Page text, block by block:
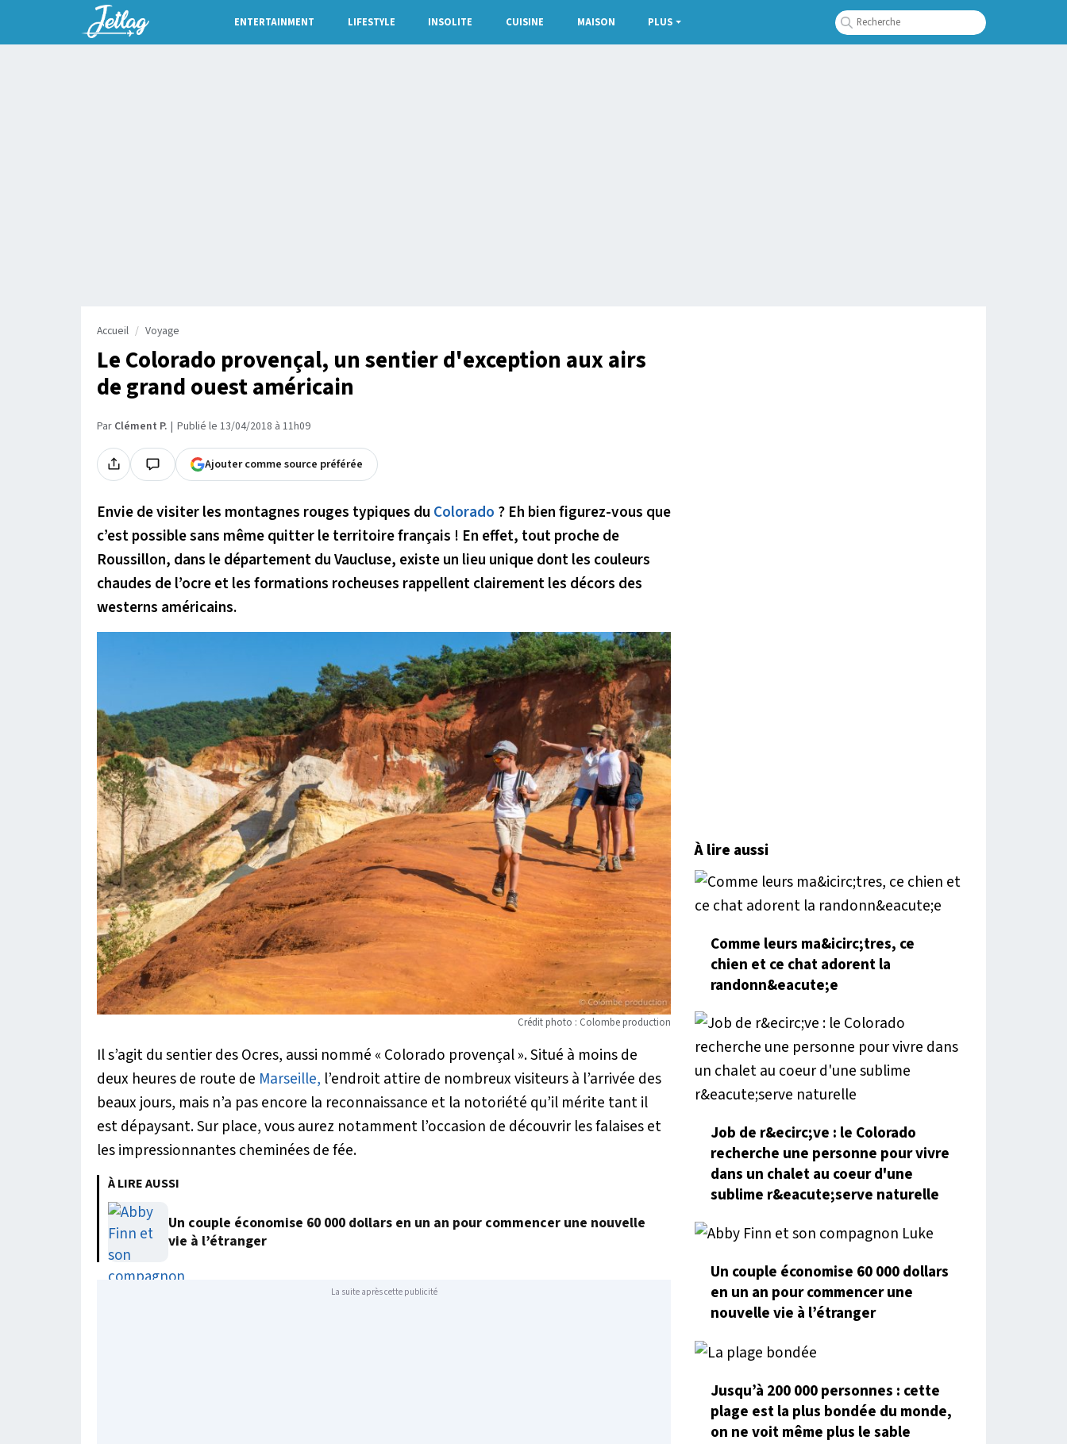
ENTERTAINMENT LIFESTYLE INSOLITE CUISINE MAISON PLUS
Accueil Voyage
Le Colorado provençal, un sentier d'exception aux airs
de grand ouest américain
Par Clément P. Publié le 13/04/2018 à 11h09
Ajouter comme source préférée
Envie de visiter les montagnes rouges typiques du Colorado ? Eh bien figurez-vous que
c’est possible sans même quitter le territoire français ! En effet, tout proche de
Roussillon, dans le département du Vaucluse, existe un lieu unique dont les couleurs
chaudes de l’ocre et les formations rocheuses rappellent clairement les décors des
westerns américains.
Crédit photo : Colombe production
Il s’agit du sentier des Ocres, aussi nommé « Colorado provençal ». Situé à moins de
deux heures de route de Marseille, l’endroit attire de nombreux visiteurs à l’arrivée des
beaux jours, mais n’a pas encore la reconnaissance et la notoriété qu’il mérite tant il
est dépaysant. Sur place, vous aurez notamment l’occasion de découvrir les falaises et
les impressionnantes cheminées de fée.
À LIRE AUSSI
Un couple économise 60 000 dollars en un an pour commencer une nouvelle
vie à l’étranger
La suite après cette publicité
À lire aussi
Comme leurs ma&icirc;tres, ce
chien et ce chat adorent la
randonn&eacute;e
Job de r&ecirc;ve : le Colorado
recherche une personne pour vivre
dans un chalet au coeur d'une
sublime r&eacute;serve naturelle
Un couple économise 60 000 dollars
en un an pour commencer une
nouvelle vie à l’étranger
Jusqu’à 200 000 personnes : cette
plage est la plus bondée du monde,
on ne voit même plus le sable